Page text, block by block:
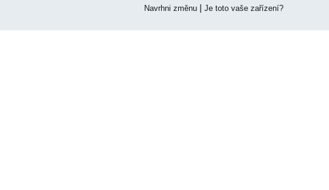
Navrhni změnu| Je toto vaše zařízení?